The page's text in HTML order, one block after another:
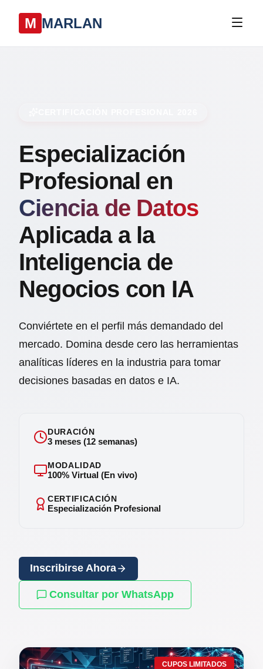
M MARLAN
Especialización
Profesional en
Ciencia de Datos
Aplicada a la
Inteligencia de
Negocios con IA
Conviértete en el perfil más demandado del
mercado. Domina desde cero las herramientas
analíticas líderes en la industria para tomar
decisiones basadas en datos e IA.
DURACIÓN
3 meses (12 semanas)
MODALIDAD
100% Virtual (En vivo)
CERTIFICACIÓN
Especialización Profesional
Inscribirse Ahora
Consultar por WhatsApp
CUPOS LIMITADOS